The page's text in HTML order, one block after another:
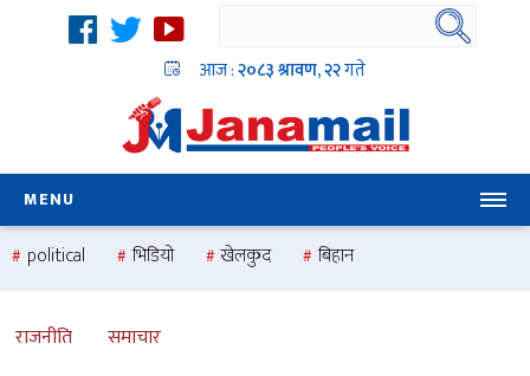
आज :२०८३ श्रावण, २२गते
MENU
political भिडियो खेलकुद
बिहान
national
health
राजनीति समाचार